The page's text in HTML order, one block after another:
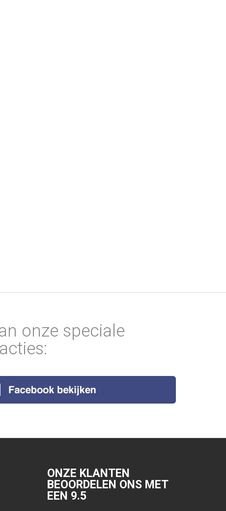
onze speciale
ONZE KLANTEN
BEOORDELEN ONS MET
EEN 9.5